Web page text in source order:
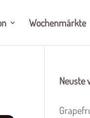
Wochenmärkte
Neuste